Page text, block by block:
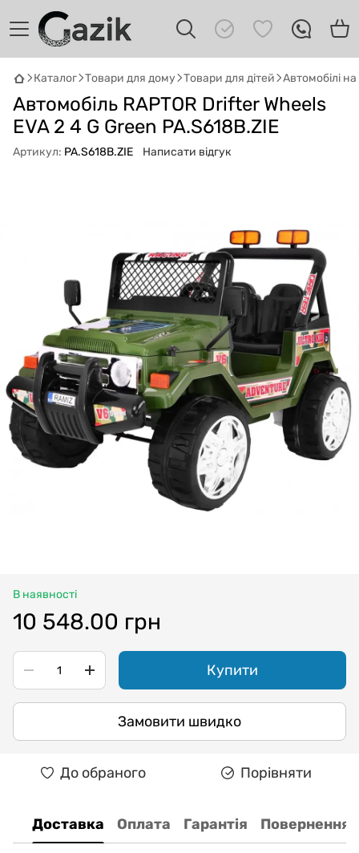
Каталог Товари для дому Товари для дітей Автомобілі
Автомобіль RAPTOR Drifter Wheels
EVA 2 4 G Green PA.S618B.ZIE
Артикул: PA.S618B.ZIE Написати відгук
В наявності
10 548.00 грн
Купити
Замовити швидко
До обраного Порівняти
Доставка Оплата Гарантія Повернення
GAZIKAI
Онлайн · пошук техніки
Привіт! 👋 Я Gazik AI — допоможу